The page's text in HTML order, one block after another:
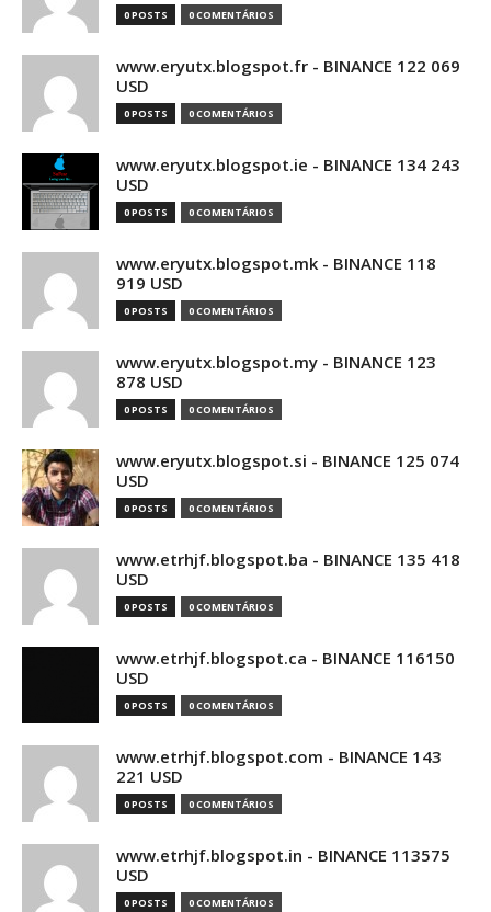
0 POSTS 0 COMENTÁRIOS
www.eryutx.blogspot.fr - BINANCE 122 069
USD
0 POSTS 0 COMENTÁRIOS
www.eryutx.blogspot.ie - BINANCE 134 243
USD
0 POSTS 0 COMENTÁRIOS
www.eryutx.blogspot.mk - BINANCE 118
919 USD
0 POSTS 0 COMENTÁRIOS
www.eryutx.blogspot.my - BINANCE 123
878 USD
0 POSTS 0 COMENTÁRIOS
www.eryutx.blogspot.si - BINANCE 125 074
USD
0 POSTS 0 COMENTÁRIOS
www.etrhjf.blogspot.ba - BINANCE 135 418
USD
0 POSTS 0 COMENTÁRIOS
www.etrhjf.blogspot.ca - BINANCE 116150
USD
0 POSTS 0 COMENTÁRIOS
www.etrhjf.blogspot.com - BINANCE 143
221 USD
0 POSTS 0 COMENTÁRIOS
www.etrhjf.blogspot.in - BINANCE 113575
USD
0 POSTS 0 COMENTÁRIOS